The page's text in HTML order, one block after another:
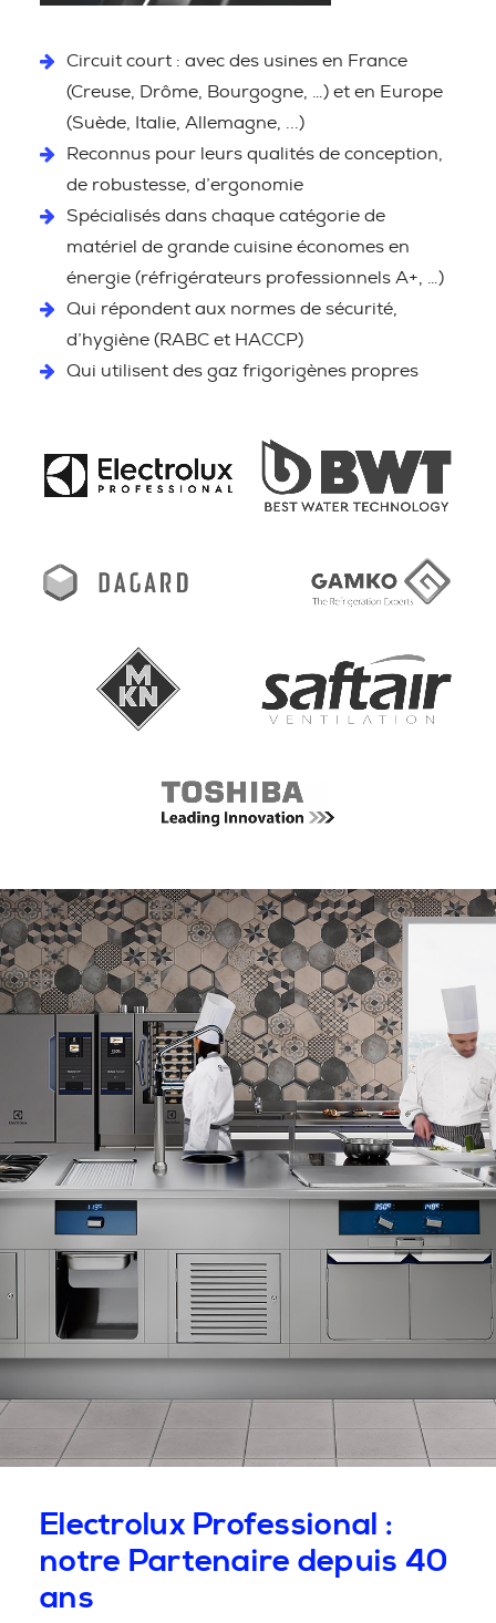
Circuit court : avec des usines en France
(Creuse, Drôme, Bourgogne, …) et en Europe
(Suède, Italie, Allemagne, ...)
Reconnus pour leurs qualités de conception,
de robustesse, d’ergonomie
Spécialisés dans chaque catégorie de
matériel de grande cuisine économes en
énergie (réfrigérateurs professionnels A+, …)
Qui répondent aux normes de sécurité,
d’hygiène (RABC et HACCP)
Qui utilisent des gaz frigorigènes propres
Electrolux Professional :
notre Partenaire depuis 40
ans